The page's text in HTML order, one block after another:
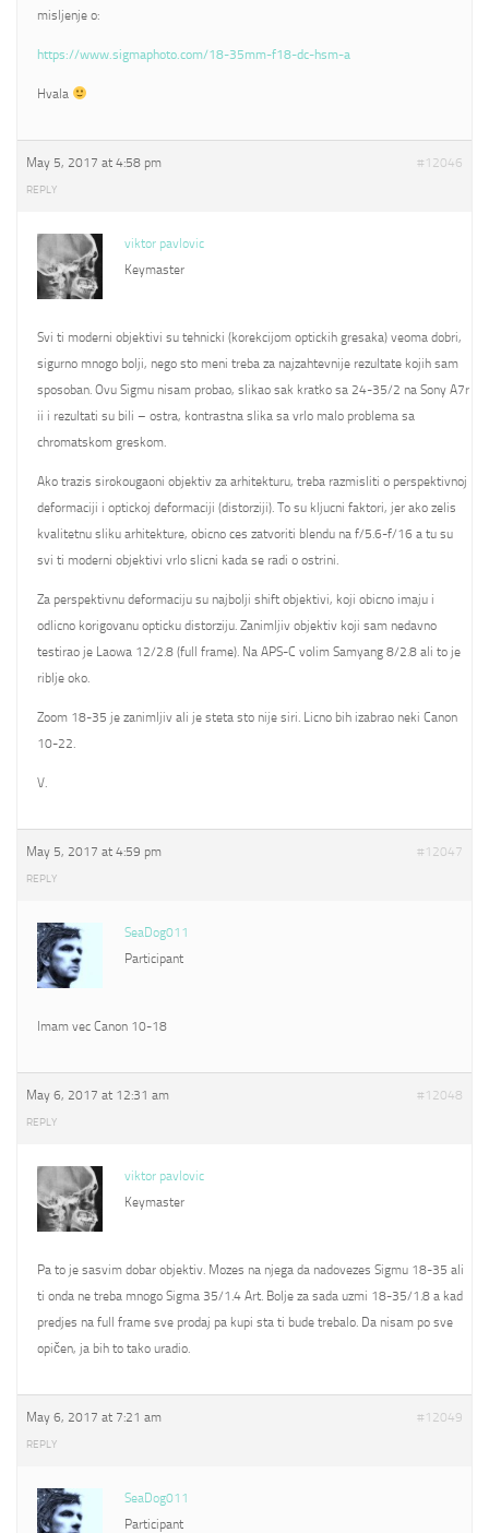
misljenje o:
https://www.sigmaphoto.com/18-35mm-f18-dc-hsm-a
Hvala
May 5, 2017 at 4:58 pm #12046
REPLY
viktor pavlovic
Keymaster
Svi ti moderni objektivi su tehnicki (korekcijom optickih gresaka) veoma dobri,
sigurno mnogo bolji, nego sto meni treba za najzahtevnije rezultate kojih sam
sposoban. Ovu Sigmu nisam probao, slikao sak kratko sa 24-35/2 na Sony A7r
ii i rezultati su bili – ostra, kontrastna slika sa vrlo malo problema sa
chromatskom greskom.
Ako trazis sirokougaoni objektiv za arhitekturu, treba razmisliti o perspektivnoj
deformaciji i optickoj deformaciji (distorziji). To su kljucni faktori, jer ako zelis
kvalitetnu sliku arhitekture, obicno ces zatvoriti blendu na f/5.6-f/16 a tu su
svi ti moderni objektivi vrlo slicni kada se radi o ostrini.
Za perspektivnu deformaciju su najbolji shift objektivi, koji obicno imaju i
odlicno korigovanu opticku distorziju. Zanimljiv objektiv koji sam nedavno
testirao je Laowa 12/2.8 (full frame). Na APS-C volim Samyang 8/2.8 ali to je
riblje oko.
Zoom 18-35 je zanimljiv ali je steta sto nije siri. Licno bih izabrao neki Canon
10-22.
V.
May 5, 2017 at 4:59 pm #12047
REPLY
SeaDog011
Participant
Imam vec Canon 10-18
May 6, 2017 at 12:31 am #12048
REPLY
viktor pavlovic
Keymaster
Pa to je sasvim dobar objektiv. Mozes na njega da nadovezes Sigmu 18-35 ali
ti onda ne treba mnogo Sigma 35/1.4 Art. Bolje za sada uzmi 18-35/1.8 a kad
predjes na full frame sve prodaj pa kupi sta ti bude trebalo. Da nisam po sve
opičen, ja bih to tako uradio.
May 6, 2017 at 7:21 am #12049
REPLY
SeaDog011
Participant